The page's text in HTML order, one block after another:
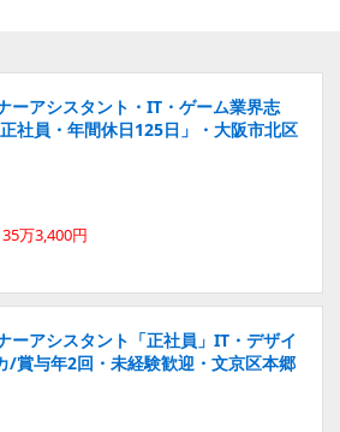
ーアシスタント・IT・ゲーム業界志
社員・年間休日125日」・大阪市北区
万3,400円
ーアシスタント「正社員」IT・デザイ
/賞与年2回・未経験歓迎・文京区本郷